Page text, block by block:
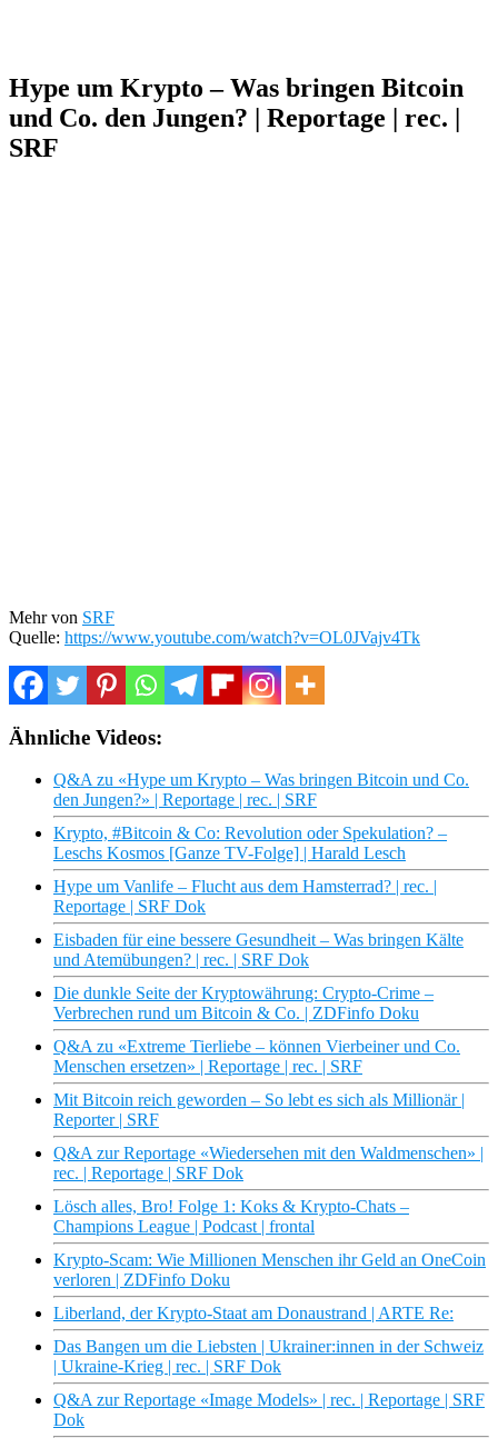
Hype um Krypto – Was bringen Bitcoin
und Co. den Jungen? | Reportage | rec. |
SRF
Mehr von SRF
Quelle: https://www.youtube.com/watch?v=OL0JVajv4Tk
Ähnliche Videos:
Q&A zu «Hype um Krypto – Was bringen Bitcoin und Co.
den Jungen?» | Reportage | rec. | SRF
Krypto, #Bitcoin & Co: Revolution oder Spekulation? –
Leschs Kosmos [Ganze TV-Folge] | Harald Lesch
Hype um Vanlife – Flucht aus dem Hamsterrad? | rec. |
Reportage | SRF Dok
Eisbaden für eine bessere Gesundheit – Was bringen Kälte
und Atemübungen? | rec. | SRF Dok
Die dunkle Seite der Kryptowährung: Crypto-Crime –
Verbrechen rund um Bitcoin & Co. | ZDFinfo Doku
Q&A zu «Extreme Tierliebe – können Vierbeiner und Co.
Menschen ersetzen» | Reportage | rec. | SRF
Mit Bitcoin reich geworden – So lebt es sich als Millionär |
Reporter | SRF
Q&A zur Reportage «Wiedersehen mit den Waldmenschen» |
rec. | Reportage | SRF Dok
Lösch alles, Bro! Folge 1: Koks & Krypto-Chats –
Champions League | Podcast | frontal
Krypto-Scam: Wie Millionen Menschen ihr Geld an OneCoin
verloren | ZDFinfo Doku
Liberland, der Krypto-Staat am Donaustrand | ARTE Re:
Das Bangen um die Liebsten | Ukrainer:innen in der Schweiz
| Ukraine-Krieg | rec. | SRF Dok
Q&A zur Reportage «Image Models» | rec. | Reportage | SRF
Dok